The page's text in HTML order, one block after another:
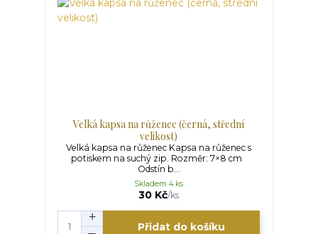
Velká kapsa na růženec (černá, střední
velikost)
Velká kapsa na růženec Kapsa na růženec s
potiskem na suchý zip. Rozměr: 7×8 cm
Odstín b...
30 Kč/ks
Skladem 4 ks
Přidat do košíku